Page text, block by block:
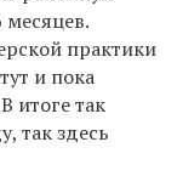
месяцев.
практики
и пока
итоге так
так здесь